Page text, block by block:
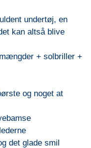
undertøj, en
kan altså blive
+ solbriller +
og noget at
det glade smil